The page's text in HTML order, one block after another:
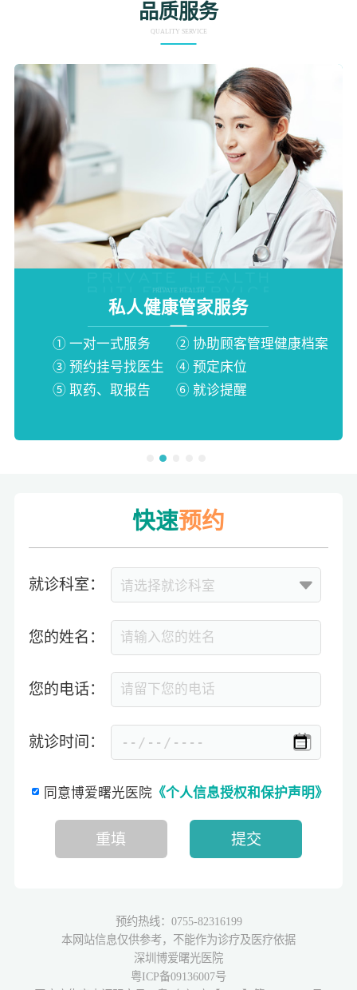
品质服务
QUALITY SERVICE
私人健康管家服务
PRIVATE HEALTH
BUTLER SERVICE
① 一对一式服务
② 协助顾客管理健康档案
③ 预约挂号找医生
④ 预定床位
⑤ 取药、取报告
⑥ 就诊提醒
快速预约
就诊科室：
您的姓名：
您的电话：
就诊时间：
同意博爱曙光医院 《个人信息授权和保护声明》
预约热线：0755-82316199
本网站信息仅供参考，不能作为诊疗及医疗依据
深圳博爱曙光医院
粤ICP备09136007号